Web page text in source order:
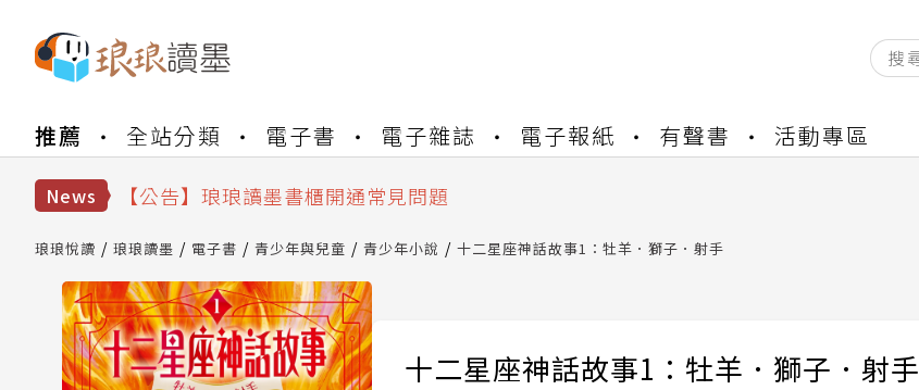
推薦 全站分類 電子書 電子雜誌 電子報紙 有聲書 活動專區
News
【公告】因 Readmoo 讀墨系統維護中，本站同步暫停部分閱讀服務
【公告】琅琅讀墨書櫃開通常見問題
【公告】琅琅書店服務升級重要說明及資產合併結果查詢
【公告】因 Readmoo 讀墨系統維護中，本站同步暫停部分閱讀服務
琅琅悅讀 琅琅讀墨 電子書 青少年與兒童 青少年小說 十二星座神話故事1：牡羊．獅子．射手
十二星座神話故事1：牡羊．獅子．射手